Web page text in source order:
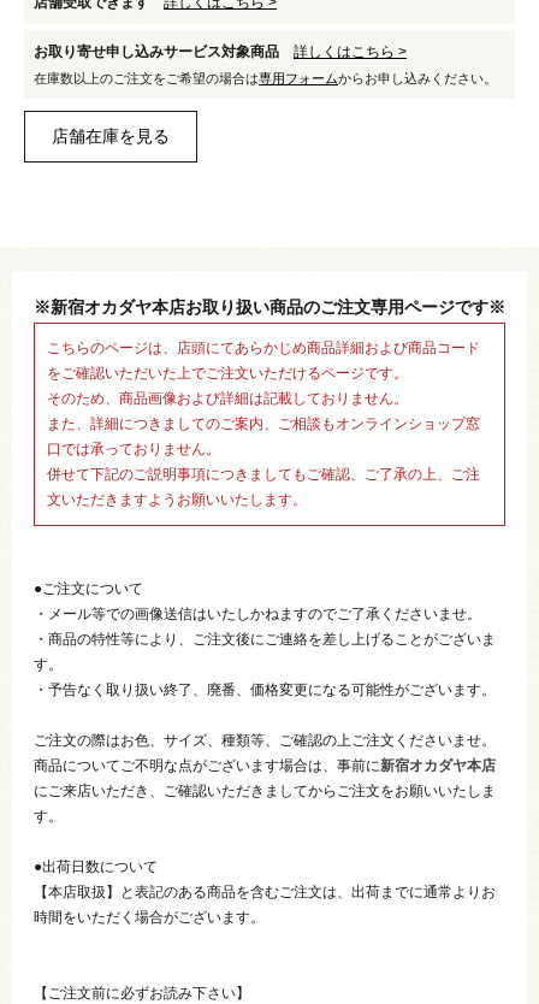
お取り寄せ申し込みサービス対象商品 詳しくはこちら >
在庫数以上のご注文をご希望の場合は専用フォームからお申し込みください。
※新宿オカダヤ本店お取り扱い商品のご注文専用ページです※
こちらのページは、店頭にてあらかじめ商品詳細および商品コード
をご確認いただいた上でご注文いただけるページです。
そのため、商品画像および詳細は記載しておりません。
また、詳細につきましてのご案内、ご相談もオンラインショップ窓
口では承っておりません。
併せて下記のご説明事項につきましてもご確認、ご了承の上、ご注
文いただきますようお願いいたします。
●ご注文について
・メール等での画像送信はいたしかねますのでご了承くださいませ。
・商品の特性等により、ご注文後にご連絡を差し上げることがございま
す。
・予告なく取り扱い終了、廃番、価格変更になる可能性がございます。
ご注文の際はお色、サイズ、種類等、ご確認の上ご注文くださいませ。
商品についてご不明な点がございます場合は、事前に新宿オカダヤ本店
にご来店いただき、ご確認いただきましてからご注文をお願いいたしま
す。
●出荷日数について
【本店取扱】と表記のある商品を含むご注文は、出荷までに通常よりお
時間をいただく場合がございます。
【ご注文前に必ずお読み下さい】